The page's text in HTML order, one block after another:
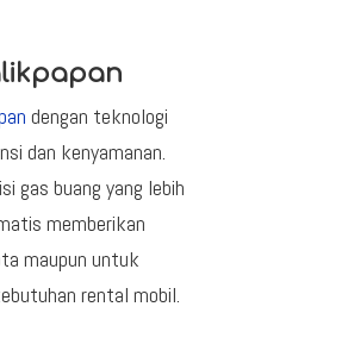
dengan teknologi
dan kenyamanan.
gas buang yang lebih
memberikan
maupun untuk
rental mobil.